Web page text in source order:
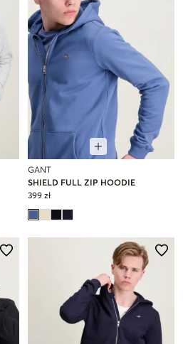
GANT
SHIELD FULL ZIP HOODIE
399 zł